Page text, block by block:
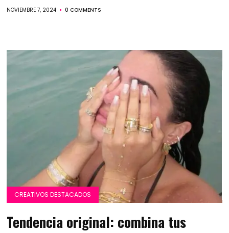
NOVIEMBRE 7, 2024 0 COMMENTS
CREATIVOS DESTACADOS
Tendencia original: combina tus